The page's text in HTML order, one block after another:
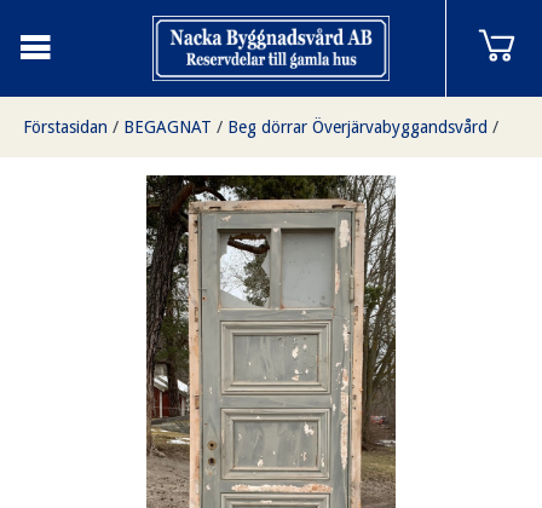
Förstasidan / BEGAGNAT / Beg dörrar Överjärvabyggandsvård /
Enkeldörr med karm / Dörr med karm 80x227 cm, finns i Överjärva